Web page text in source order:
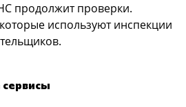
продолжит проверки.
используют инспекции